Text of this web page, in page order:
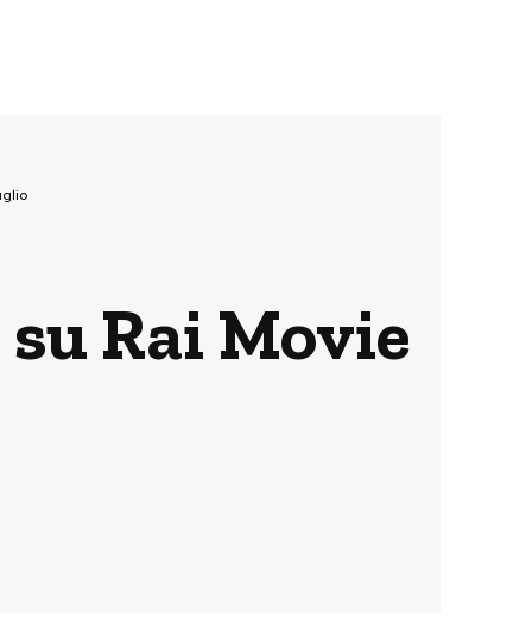
Rai Movie